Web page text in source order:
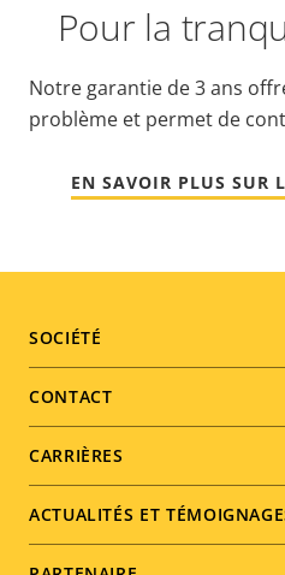
Pour la
Notre garantie de 3 ans
problème et permet de
EN SAVOIR PLUS SUR
Footer
menu
SOCIÉTÉ
CONTACT
CARRIÈRES
ACTUALITÉS ET